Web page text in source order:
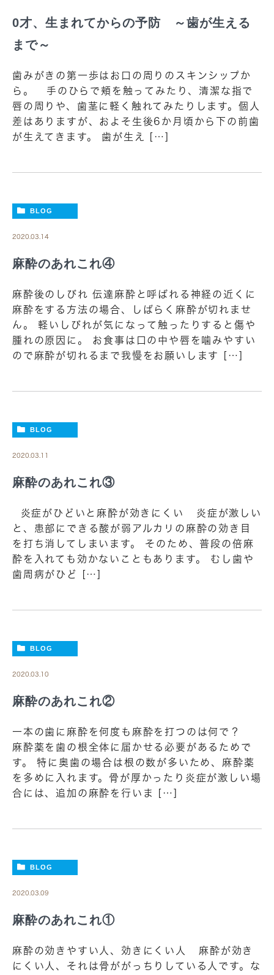
0才、生まれてからの予防 ～歯が生える
まで～
歯みがきの第一歩はお口の周りのスキンシップか
ら。 手のひらで頬を触ってみたり、清潔な指で
唇の周りや、歯茎に軽く触れてみたりします。個人
差はありますが、およそ生後6か月頃から下の前歯
が生えてきます。 歯が生え […]
BLOG
2020.03.14
麻酔のあれこれ④
麻酔後のしびれ 伝達麻酔と呼ばれる神経の近くに
麻酔をする方法の場合、しばらく麻酔が切れませ
ん。 軽いしびれが気になって触ったりすると傷や
腫れの原因に。 お食事は口の中や唇を噛みやすい
ので麻酔が切れるまで我慢をお願いします […]
BLOG
2020.03.11
麻酔のあれこれ③
炎症がひどいと麻酔が効きにくい 炎症が激しい
と、患部にできる酸が弱アルカリの麻酔の効き目
を打ち消してしまいます。 そのため、普段の倍麻
酔を入れても効かないこともあります。 むし歯や
歯周病がひど […]
BLOG
2020.03.10
麻酔のあれこれ②
一本の歯に麻酔を何度も麻酔を打つのは何で？
麻酔薬を歯の根全体に届かせる必要があるためで
す。 特に奥歯の場合は根の数が多いため、麻酔薬
を多めに入れます。骨が厚かったり炎症が激しい場
合には、追加の麻酔を行いま […]
BLOG
2020.03.09
麻酔のあれこれ①
麻酔の効きやすい人、効きにくい人 麻酔が効き
にくい人、それは骨ががっちりしている人です。な